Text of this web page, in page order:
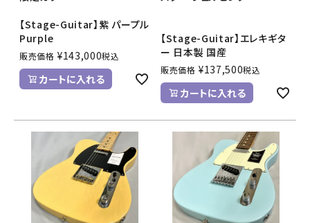
【Stage-Guitar】紫 パープル
Purple
販売価格 ¥143,000税込
カートに入れる
【Stage-Guitar】エレキギタ
ー 日本製 国産
販売価格 ¥137,500税込
カートに入れる